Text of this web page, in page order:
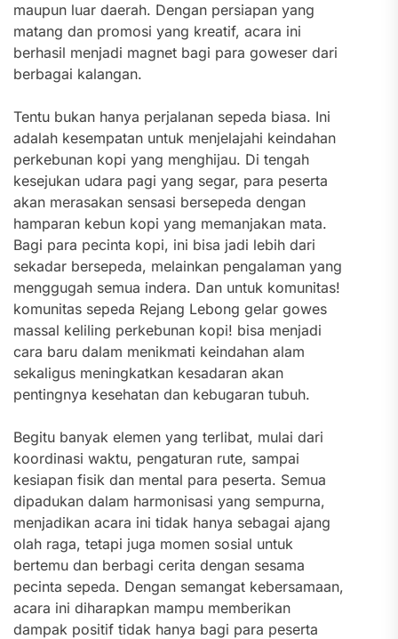
maupun luar daerah. Dengan persiapan yang
matang dan promosi yang kreatif, acara ini
berhasil menjadi magnet bagi para goweser dari
berbagai kalangan.
Tentu bukan hanya perjalanan sepeda biasa. Ini
adalah kesempatan untuk menjelajahi keindahan
perkebunan kopi yang menghijau. Di tengah
kesejukan udara pagi yang segar, para peserta
akan merasakan sensasi bersepeda dengan
hamparan kebun kopi yang memanjakan mata.
Bagi para pecinta kopi, ini bisa jadi lebih dari
sekadar bersepeda, melainkan pengalaman yang
menggugah semua indera. Dan untuk komunitas!
komunitas sepeda Rejang Lebong gelar gowes
massal keliling perkebunan kopi! bisa menjadi
cara baru dalam menikmati keindahan alam
sekaligus meningkatkan kesadaran akan
pentingnya kesehatan dan kebugaran tubuh.
Begitu banyak elemen yang terlibat, mulai dari
koordinasi waktu, pengaturan rute, sampai
kesiapan fisik dan mental para peserta. Semua
dipadukan dalam harmonisasi yang sempurna,
menjadikan acara ini tidak hanya sebagai ajang
olah raga, tetapi juga momen sosial untuk
bertemu dan berbagi cerita dengan sesama
pecinta sepeda. Dengan semangat kebersamaan,
acara ini diharapkan mampu memberikan
dampak positif tidak hanya bagi para peserta